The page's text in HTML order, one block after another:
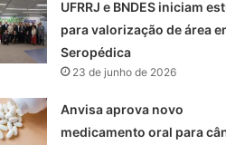
UFRRJ e BNDES iniciam
para valorização de área
Seropédica
23 de junho de 2026
Anvisa aprova novo
medicamento oral para